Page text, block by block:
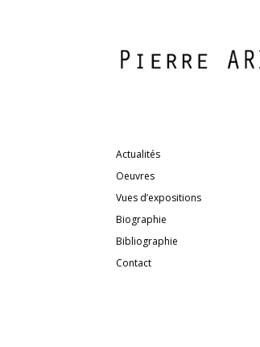
Actualités
Oeuvres
Vues d’expositions
Biographie
Bibliographie
Contact